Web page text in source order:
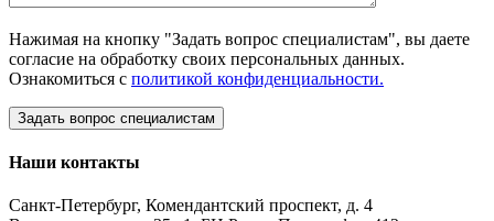
Нажимая на кнопку "Задать вопрос специалистам", вы даете
согласие на обработку своих персональных данных.
Ознакомиться с политикой конфиденциальности.
Наши контакты
Санкт-Петербург, Комендантский проспект, д. 4